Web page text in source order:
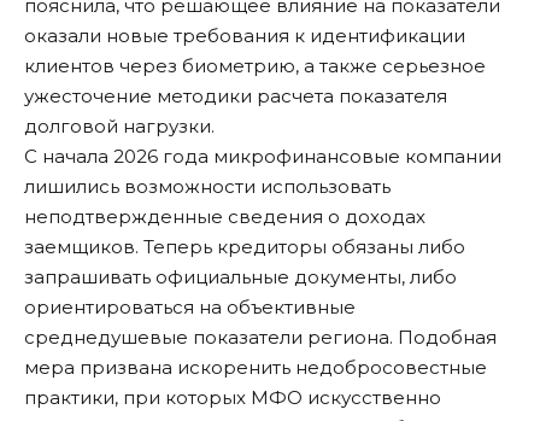
пояснила, что решающее влияние на показатели
оказали новые требования к идентификации
клиентов через биометрию, а также серьезное
ужесточение методики расчета показателя
долговой нагрузки.
С начала 2026 года микрофинансовые компании
лишились возможности использовать
неподтвержденные сведения о доходах
заемщиков. Теперь кредиторы обязаны либо
запрашивать официальные документы, либо
ориентироваться на объективные
среднедушевые показатели региона. Подобная
мера призвана искоренить недобросовестные
практики, при которых МФО искусственно